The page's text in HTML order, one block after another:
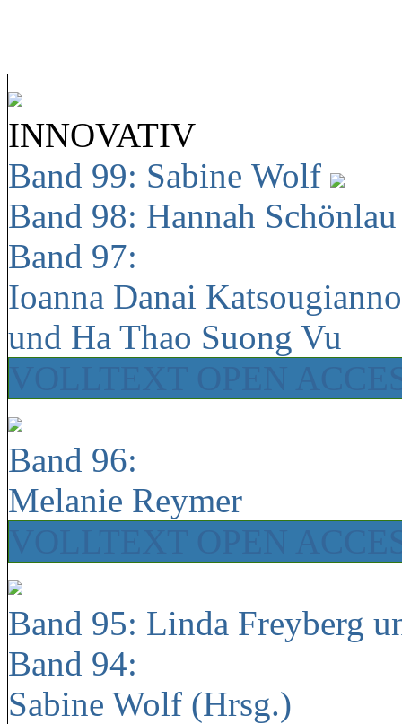
INNOVATIV
Band 99: Sabine Wolf
Band 98: Hannah
Band 97:
Ioanna Danai
und Ha Thao Suong Vu
Band 96:
Melanie Reymer
Band 95: Linda Freyberg
Band 94:
Sabine Wolf (Hrsg.)